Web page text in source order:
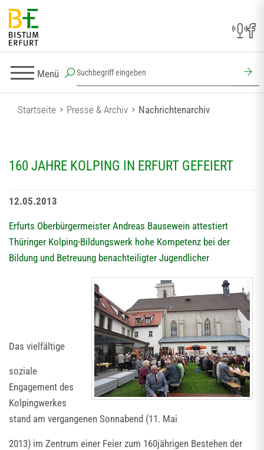
Menü
Startseite Presse & Archiv Nachrichtenarchiv
160 JAHRE KOLPING IN ERFURT GEFEIERT
12.05.2013
Erfurts Oberbürgermeister Andreas Bausewein attestiert
Thüringer Kolping-Bildungswerk hohe Kompetenz bei der
Bildung und Betreuung benachteiligter Jugendlicher
Das vielfältige
soziale
Engagement des
Kolpingwerkes
stand am vergangenen Sonnabend (11. Mai
2013) im Zentrum einer Feier zum 160jährigen Bestehen der